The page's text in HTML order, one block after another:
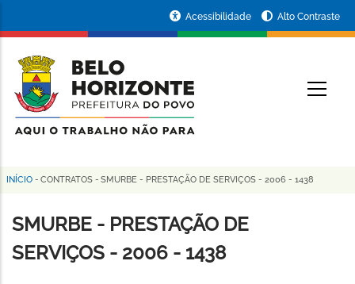
conteúdo
principal
da
Prefeitura
de
Horizonte
Acessibilidade Alto Contraste
Trilha
de
navegação
INÍCIO - CONTRATOS - SMURBE - PRESTAÇÃO DE SERVIÇOS - 2006 - 1438
SMURBE - PRESTAÇÃO DE
SERVIÇOS - 2006 - 1438